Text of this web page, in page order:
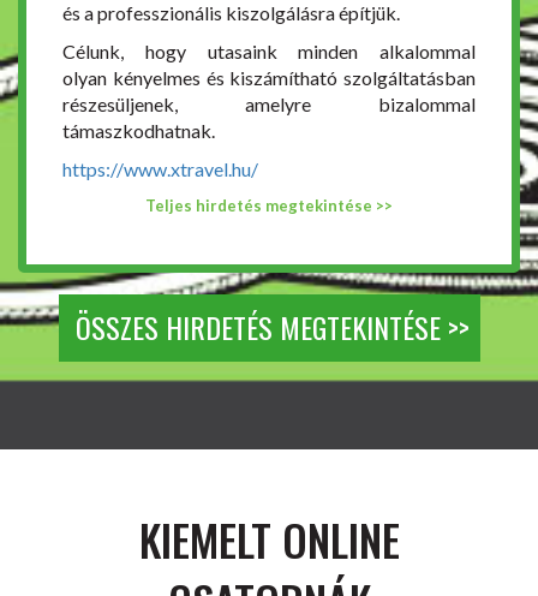
és a professzionális kiszolgálásra építjük.
Célunk, hogy utasaink minden alkalommal
olyan kényelmes és kiszámítható szolgáltatásban
részesüljenek, amelyre bizalommal
támaszkodhatnak.
https://www.xtravel.hu/
Teljes hirdetés megtekintése >>
ÖSSZES HIRDETÉS MEGTEKINTÉSE >>
KIEMELT ONLINE